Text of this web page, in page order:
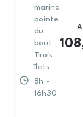
marina
pointe
du
bout
Trois
îlets
8h -
16h30